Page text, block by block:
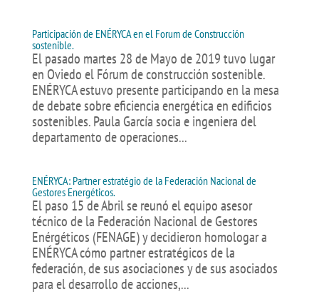
Participación de ENÉRYCA en el Forum de Construcción
sostenible.
El pasado martes 28 de Mayo de 2019 tuvo lugar
en Oviedo el Fórum de construcción sostenible.
ENÉRYCA estuvo presente participando en la mesa
de debate sobre eficiencia energética en edificios
sostenibles. Paula García socia e ingeniera del
departamento de operaciones...
ENÉRYCA: Partner estratégio de la Federación Nacional de
Gestores Energéticos.
El paso 15 de Abril se reunó el equipo asesor
técnico de la Federación Nacional de Gestores
Enérgéticos (FENAGE) y decidieron homologar a
ENÉRYCA cómo partner estratégicos de la
federación, de sus asociaciones y de sus asociados
para el desarrollo de acciones,...